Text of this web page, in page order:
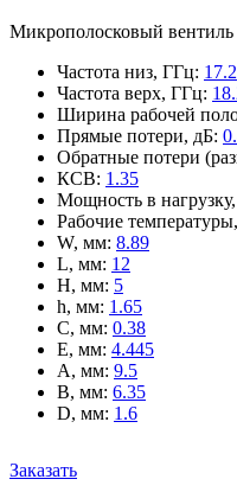
Микрополосковый
Частота низ, ГГц: 17.2
Частота верх, ГГц:
Ширина рабочей
Прямые потери, дБ:
Обратные потери
КСВ: 1.35
Мощность в
Рабочие
W, мм: 8.89
L, мм: 12
H, мм: 5
h, мм: 1.65
C, мм: 0.38
E, мм: 4.445
A, мм: 9.5
B, мм: 6.35
D, мм: 1.6
Заказать